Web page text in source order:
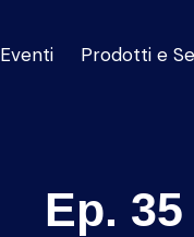
Eventi Prodotti e
Ep.